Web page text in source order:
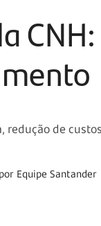
de
por Equipe Santander